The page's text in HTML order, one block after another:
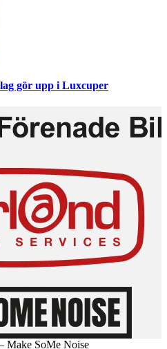
gör upp i Luxcuper
Make SoMe Noise